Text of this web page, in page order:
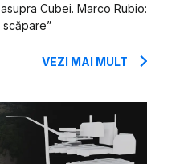
Cubei. Marco Rubio:
scăpare”
VEZI MAI MULT